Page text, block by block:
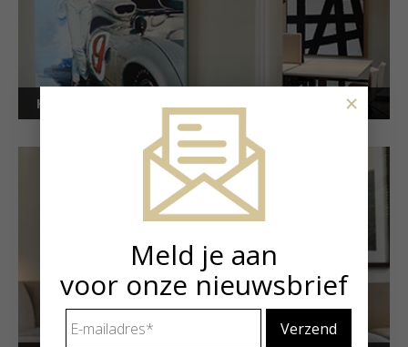
Kunstuitleen voor bedrijven
Meld je aan
voor onze nieuwsbrief
mailadres *
×